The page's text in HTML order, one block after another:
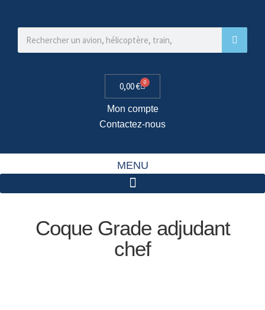
0,00€ 0
Mon compte
Contactez-nous
MENU
Coque Grade adjudant
chef